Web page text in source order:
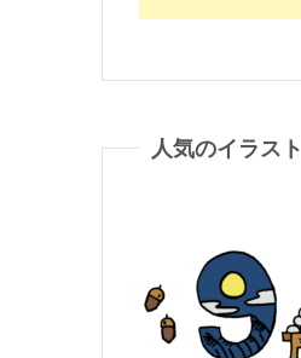
人気のイラスト